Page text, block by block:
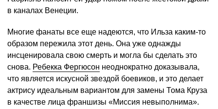
в каналах Венеции.
Многие фанаты все еще надеются, что Ильза каким-то
образом пережила этот день. Она уже однажды
инсценировала свою смерть и могла бы сделать это
снова. Ребекка Фергюсон неоднократно доказывала,
что является искусной звездой боевиков, и это делает
актрису идеальным вариантом для замены Тома Круза
в качестве лица франшизы «Миссия невыполнима».